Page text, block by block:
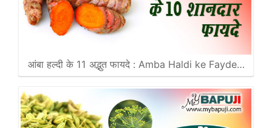
आंबा हल्दी के 11 अद्भुत फायदे : Amba Haldi ke Fayde…